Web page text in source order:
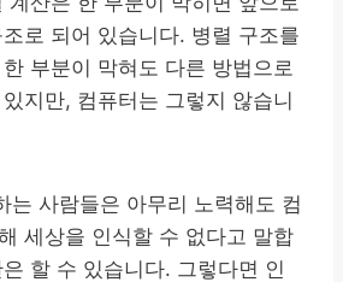
로 되어 있습니다. 병렬 구조를
부분이 막혀도 다른 방법으로
지만, 컴퓨터는 그렇지 않습니
는 사람들은 아무리 노력해도 컴
세상을 인식할 수 없다고 말합
할 수 있습니다. 그렇다면 인